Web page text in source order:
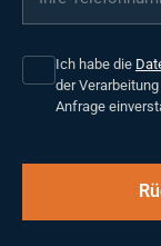
Ich habe die
der
Anfrage